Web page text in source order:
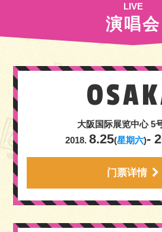
LIVE
演唱会
大阪国际展览中心5
2018. 8.25(星期六)-
门票详情